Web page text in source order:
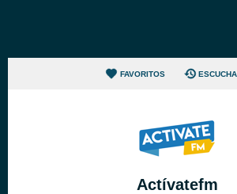
FAVORITOS
Actívatefm